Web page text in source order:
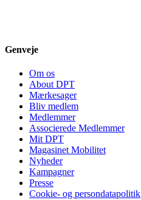
Genveje
Om os
About DPT
Mærkesager
Bliv medlem
Medlemmer
Associerede Medlemmer
Mit DPT
Magasinet Mobilitet
Nyheder
Kampagner
Presse
Cookie- og persondatapolitik